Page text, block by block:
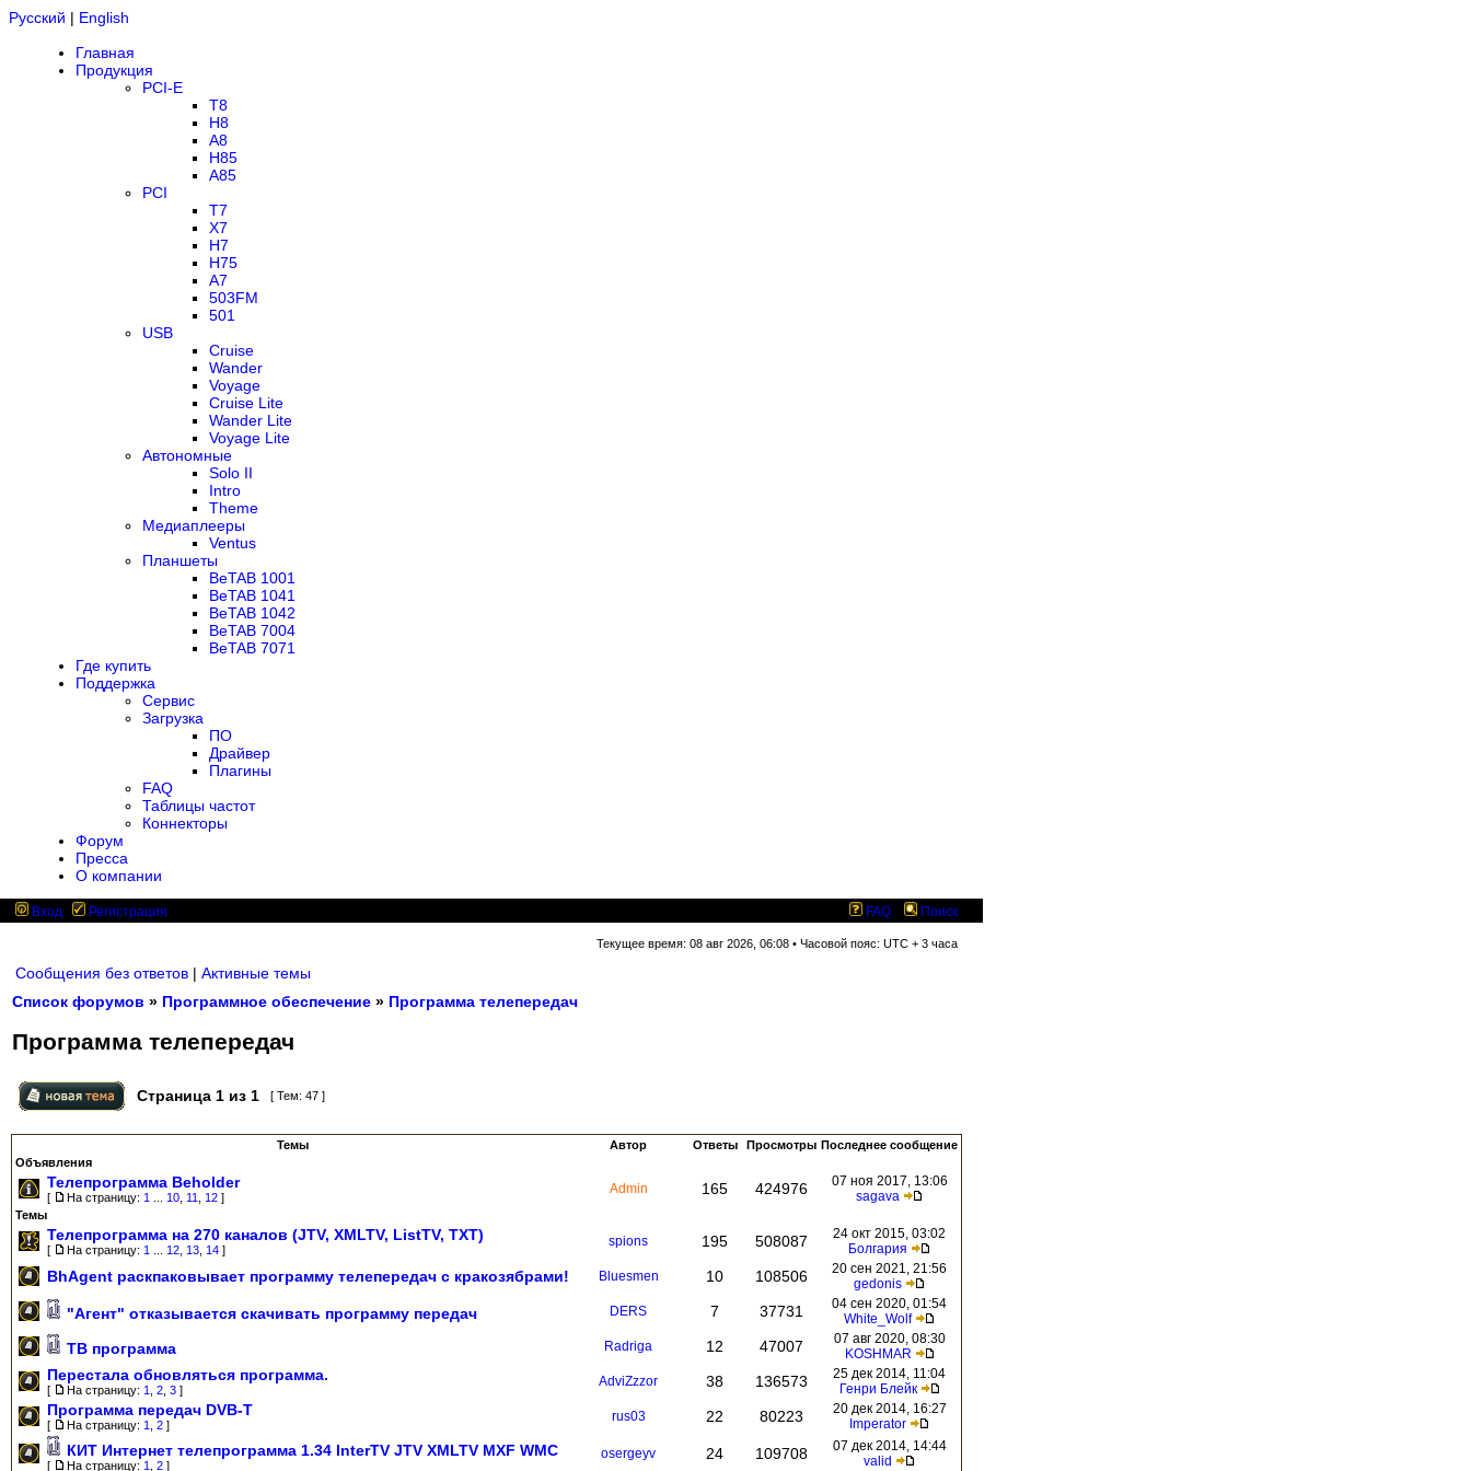
Русский | English
Главная
Продукция
PCI-E
T8
H8
A8
H85
A85
PCI
T7
X7
H7
H75
A7
503FM
501
USB
Cruise
Wander
Voyage
Cruise Lite
Wander Lite
Voyage Lite
Автономные
Solo II
Intro
Theme
Медиаплееры
Ventus
Планшеты
BeTAB 1001
BeTAB 1041
BeTAB 1042
BeTAB 7004
BeTAB 7071
Где купить
Поддержка
Сервис
Загрузка
ПО
Драйвер
Плагины
FAQ
Таблицы частот
Коннекторы
Форум
Пресса
О компании
Вход Регистрация FAQ Поиск
Текущее время: 08 авг 2026, 06:08 • Часовой пояс: UTC + 3 часа
Сообщения без ответов | Активные темы
Список форумов » Программное обеспечение » Программа телепередач
Программа телепередач
Страница 1 из 1 [ Тем: 47 ]
Темы Автор Ответы Просмотры Последнее сообщение
Объявления
Телепрограмма Beholder
[ На страницу: 1 10 11 12 ]
Admin 165 424976
07 ноя 2017, 13:06
sagava
Темы
Телепрограмма на 270 каналов (JTV, XMLTV, ListTV, TXT)
[ На страницу: 1 12 13 14 ]
spions 195 508087
24 окт 2015, 03:02
Болгария
BhAgent раскпаковывает программу телепередач с кракозябрами! Bluesmen 10 108506
20 сен 2021, 21:56
gedonis
"Агент" отказывается скачивать программу передач DERS 7 37731
04 сен 2020, 01:54
White_Wolf
ТВ программа Radriga 12 47007
07 авг 2020, 08:30
KOSHMAR
Перестала обновляться программа.
[ На страницу: 1 2 3 ]
AdviZzzor 38 136573
25 дек 2014, 11:04
Генри Блейк
Программа передач DVB-T
[ На страницу: 1 2 ]
rus03 22 80223
20 дек 2014, 16:27
Imperator
КИТ Интернет телепрограмма 1.34 InterTV JTV XMLTV MXF WMC
[ На страницу: 1 2 ]
osergeyv 24 109708
07 дек 2014, 14:44
valid